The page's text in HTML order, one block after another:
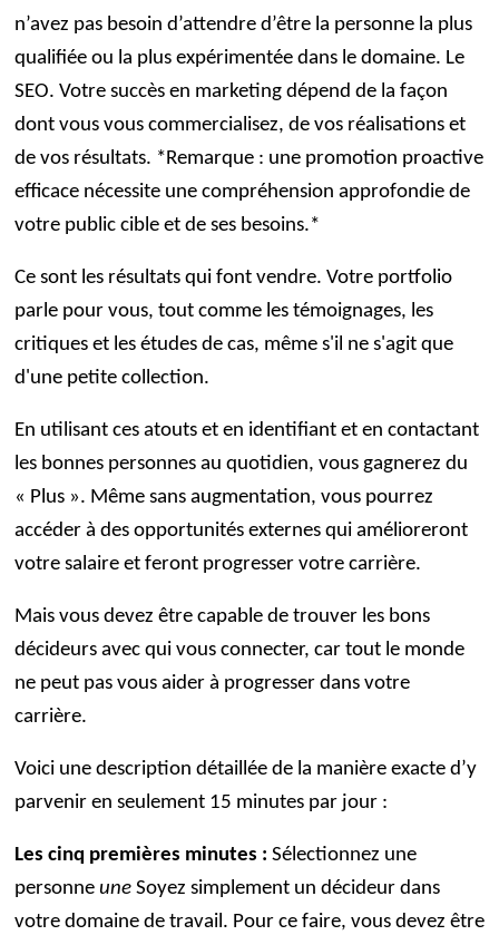
n’avez pas besoin d’attendre d’être la personne la plus
qualifiée ou la plus expérimentée dans le domaine. Le
SEO. Votre succès en marketing dépend de la façon
dont vous vous commercialisez, de vos réalisations et
de vos résultats. *Remarque : une promotion proactive
efficace nécessite une compréhension approfondie de
votre public cible et de ses besoins.*
Ce sont les résultats qui font vendre. Votre portfolio
parle pour vous, tout comme les témoignages, les
critiques et les études de cas, même s'il ne s'agit que
d'une petite collection.
En utilisant ces atouts et en identifiant et en contactant
les bonnes personnes au quotidien, vous gagnerez du
« Plus ». Même sans augmentation, vous pourrez
accéder à des opportunités externes qui amélioreront
votre salaire et feront progresser votre carrière.
Mais vous devez être capable de trouver les bons
décideurs avec qui vous connecter, car tout le monde
ne peut pas vous aider à progresser dans votre
carrière.
Voici une description détaillée de la manière exacte d’y
parvenir en seulement 15 minutes par jour :
Les cinq premières minutes : Sélectionnez une
personne uneSoyez simplement un décideur dans
votre domaine de travail. Pour ce faire, vous devez être